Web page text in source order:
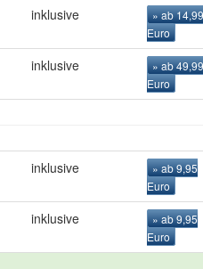
inklusive
» ab 14,99
Euro
inklusive
» ab 49,99
Euro
inklusive
» ab 9,95
Euro
inklusive
» ab 9,95
Euro